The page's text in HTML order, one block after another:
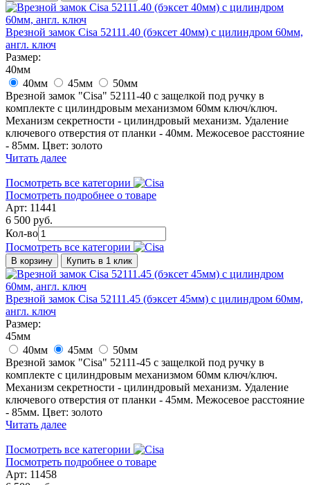
Врезной замок Cisa 52111.40 (бэксет 40мм) с цилиндром 60мм,
англ. ключ
Размер:
40мм
40мм
45мм
50мм
Врезной замок "Cisa" 52111-40 с защелкой под ручку в
комплекте с цилиндровым механизмом 60мм ключ/ключ.
Механизм секретности - цилиндровый механизм. Удаление
ключевого отверстия от планки - 40мм. Межосевое расстояние
- 85мм. Цвет: золото
Читать далее
Посмотреть все категории
Посмотреть подробнее о товаре
Арт: 11441
6 500 руб.
Кол-во
Посмотреть все категории
В корзину Купить в 1 клик
Врезной замок Cisa 52111.45 (бэксет 45мм) с цилиндром 60мм,
англ. ключ
Размер:
45мм
40мм
45мм
50мм
Врезной замок "Cisa" 52111-45 с защелкой под ручку в
комплекте с цилиндровым механизмом 60мм ключ/ключ.
Механизм секретности - цилиндровый механизм. Удаление
ключевого отверстия от планки - 45мм. Межосевое расстояние
- 85мм. Цвет: золото
Читать далее
Посмотреть все категории
Посмотреть подробнее о товаре
Арт: 11458